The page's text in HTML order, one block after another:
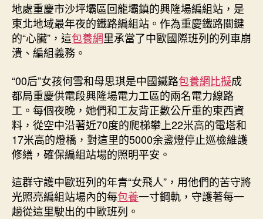
地處重慶市沙坪壩區回龍壩鎮的興隆場編組站，是
東北地域最年夜的鐵路編組站。作為重慶鐵路關鍵
的“心臟”，這包養網里承當了中歐國際班列的列車崩
潰、編組義務。
“00后”女孩何雪和母思琪是中國鐵路包養網比擬成
都局重慶供電段興隆場電力工區的兩名電力線路
工。每個夜晚，她們和工友背正數公斤重的東西資
料，從空中沿著近70度的爬梯攀上22米高的電塔和
17米高的燈橋，對這里的5000余盞燈停止巡檢維護
修繕，確保編組站場的照明平安。
這群守護中歐班列的年青“女飛人”，用他們的苦守將
光照亮編組站場內的每包養一寸鋼軌，守護著每一
趟從這里駛出的中歐班列。